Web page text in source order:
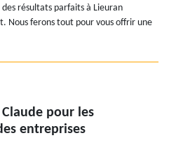
résultats parfaits à Lieuran
Nous ferons tout pour vous offrir une
Claude pour les
entreprises